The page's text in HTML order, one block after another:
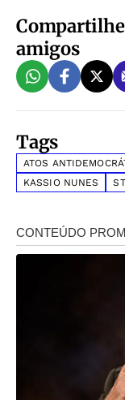
Compartilhe
amigos
Tags
ATOS
KASSIO NUNES